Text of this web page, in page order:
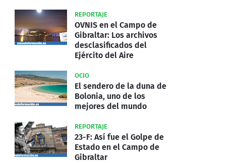
REPORTAJE
OVNIS en el Campo de
Gibraltar: Los archivos
desclasificados del
Ejército del Aire
OCIO
El sendero de la duna de
Bolonia, uno de los
mejores del mundo
REPORTAJE
23-F: Así fue el Golpe de
Estado en el Campo de
Gibraltar